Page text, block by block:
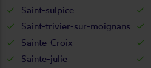
Saint-sulpice
Saint-trivier-sur-moignans
Sainte-Croix
Sainte-julie